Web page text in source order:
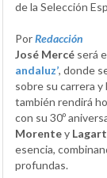
de la Selección
PorRedacción
José Mercé será
andaluz’, donde
sobre su carrera
también rendirá
con su 30º
Morentey
esencia,
profundas.